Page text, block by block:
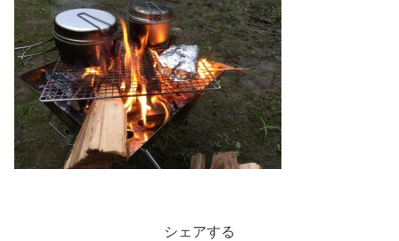
シェアする